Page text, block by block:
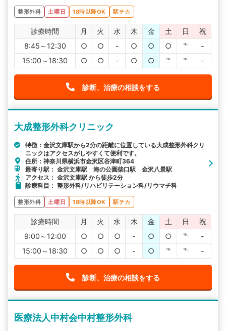
整形外科 土曜日 18時以降OK 駅チカ
診療時間 月 火 水 木 金 土 日
祝
8:45～12:30
○ ○ - ○ ○ ○ ℡
-
15:00～18:30
○ ○ - ○ ○ ℡ ℡ -
診断、治療の相談をする
大成整形外科クリニック
特徴：金沢文庫駅から2分の距離に位置している大成整形外科クリ
ニックはアクセスがしやすくて便利です。
住所：神奈川県横浜市金沢区谷津町364
最寄り駅： 金沢文庫駅 海の公園柴口駅 金沢八景駅
アクセス： 金沢文庫駅 から徒歩2分
診療科目： 整形外科/リハビリテーション科/リウマチ科
整形外科 土曜日 18時以降OK 駅チカ
診療時間 月 火 水 木 金 土 日
祝
9:00～12:00
○ ○ ○ - ○ ○ ℡
-
15:00～18:30
○ ○ ○ - ○ ℡ ℡ -
診断、治療の相談をする
医療法人中村会中村整形外科